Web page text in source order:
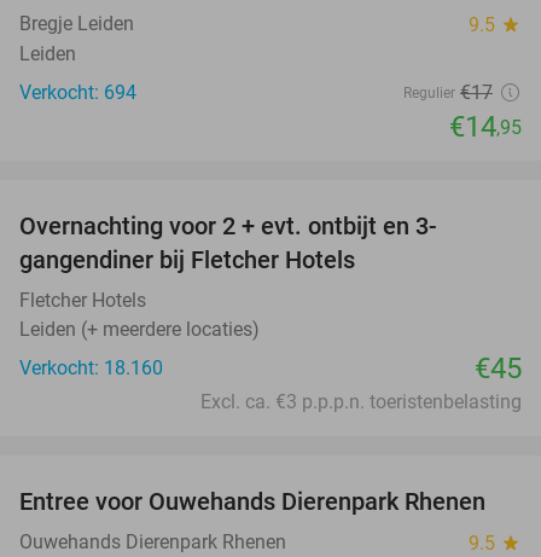
Bregje Leiden 9.5 star
Leiden
Verkocht: 694
Regulier €17
€14,95
Overnachting voor 2 + evt. ontbijt en 3-
gangendiner bij Fletcher Hotels
Fletcher Hotels
Leiden (+ meerdere locaties)
Verkocht: 18.160
€45
Excl. ca. €3 p.p.p.n. toeristenbelasting
19%
Entree voor Ouwehands Dierenpark Rhenen
Ouwehands Dierenpark Rhenen 9.5 star